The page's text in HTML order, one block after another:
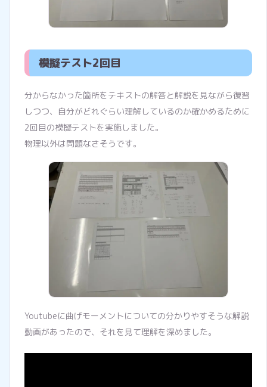
模擬テスト2回目
分からなかった箇所をテキストの解答と解説を見ながら復習
しつつ、自分がどれぐらい理解しているのか確かめるために
2回目の模擬テストを実施しました。
物理以外は問題なさそうです。
Youtubeに曲げモーメントについての分かりやすそうな解説
動画があったので、それを見て理解を深めました。